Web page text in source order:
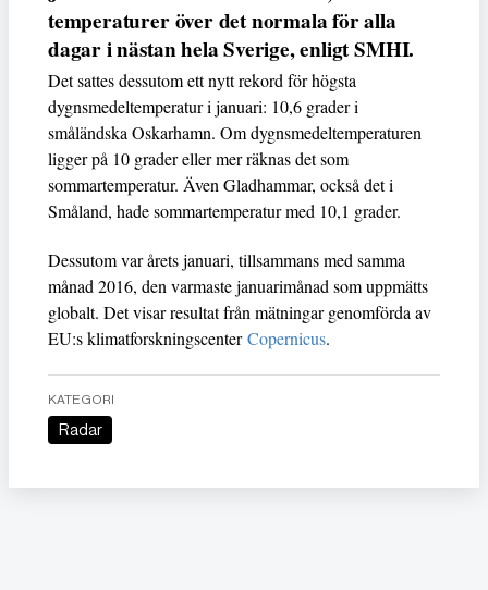
temperaturer över det normala för alla
dagar i nästan hela Sverige, enligt SMHI.
Det sattes dessutom ett nytt rekord för högsta
dygnsmedeltemperatur i januari: 10,6 grader i
småländska Oskarhamn. Om dygnsmedeltemperaturen
ligger på 10 grader eller mer räknas det som
sommartemperatur. Även Gladhammar, också det i
Småland, hade sommartemperatur med 10,1 grader.
Dessutom var årets januari, tillsammans med samma
månad 2016, den varmaste januarimånad som uppmätts
globalt. Det visar resultat från mätningar genomförda av
EU:s klimatforskningscenterCopernicus.
KATEGORI
Radar